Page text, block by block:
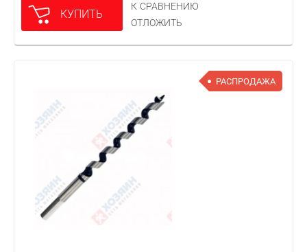
КУПИТЬ
К СРАВНЕНИЮ
ОТЛОЖИТЬ
РАСПРОДАЖА